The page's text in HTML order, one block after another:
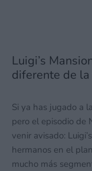
Luigi’s
diferente de
Si ya has jugado a
pero el episodio de
venir avisado:
hermanos en el
mucho más